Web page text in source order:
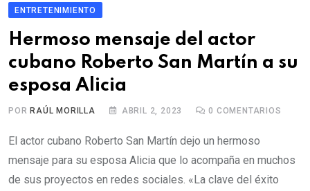
ENTRETENIMIENTO
Hermoso mensaje del actor
cubano Roberto San Martín a su
esposa Alicia
PORRAÚL MORILLA ABRIL 2, 2023 0 COMENTARIOS
El actor cubano Roberto San Martín dejo un hermoso
mensaje para su esposa Alicia que lo acompaña en muchos
de sus proyectos en redes sociales. «La clave del éxito